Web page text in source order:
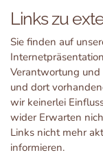
Links zu
Sie finden auf
Verantwortung
und dort
wir keinerlei
wider Erwarten
Links nicht mehr
informieren.